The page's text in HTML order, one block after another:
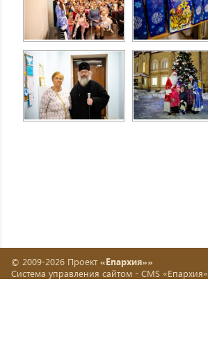
© 2009-2026 Проект «Епархия»»
Система управления сайтом - CMS «Епархия»